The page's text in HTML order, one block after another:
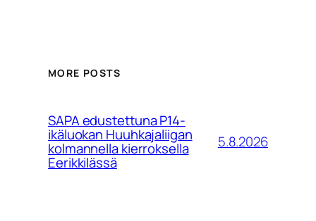
MORE POSTS
SAPA edustettuna P14-
ikäluokan Huuhkajaliigan
kolmannella kierroksella
Eerikkilässä
5.8.2026